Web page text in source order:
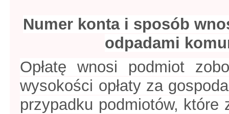
Numer konta i sposób
odpadami
Opłatę wnosi podmiot
wysokości opłaty za
przypadku podmiotów, które